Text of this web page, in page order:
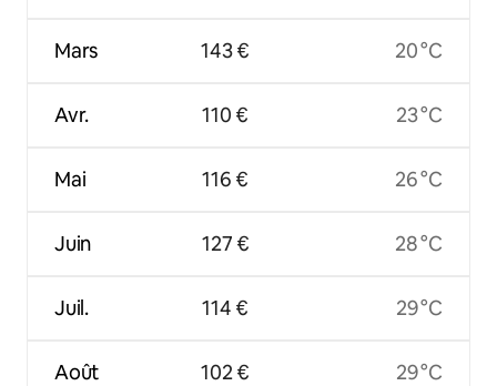
Mars
Avr.
Mai
Juin
Juil.
Août
143 €
110 €
116 €
127 €
114 €
102 €
20 °C
23 °C
26 °C
28 °C
29 °C
29 °C